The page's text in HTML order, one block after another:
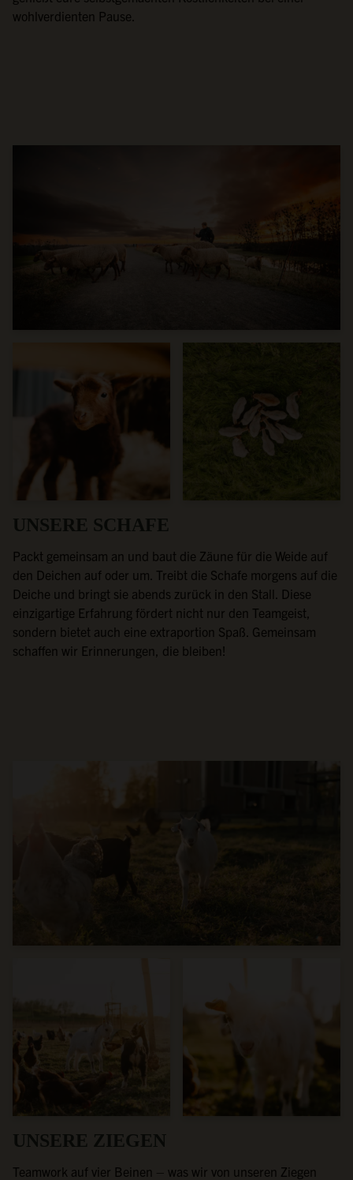
wohlverdienten Pause.
UNSERE SCHAFE
Packt gemeinsam an und baut die Zäune für die Weide auf
den Deichen auf oder um. Treibt die Schafe morgens auf die
Deiche und bringt sie abends zurück in den Stall. Diese
einzigartige Erfahrung fördert nicht nur den Teamgeist,
sondern bietet auch eine extraportion Spaß. Gemeinsam
schaffen wir Erinnerungen, die bleiben!
UNSERE ZIEGEN
Teamwork auf vier Beinen – was wir von unseren Ziegen